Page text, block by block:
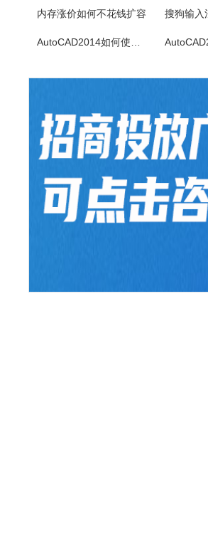
淘淘照片瘦身之星
内存涨价如何不花钱扩容 搜狗输入法又又升级了！新
AutoCAD2014如何使用图案填充